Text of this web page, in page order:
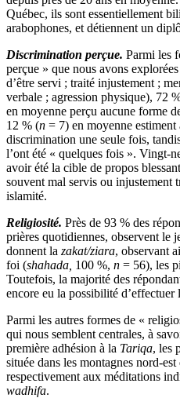
Québec, ils sont essentiellement
arabophones, et détiennent un
Discrimination perçue. Parmi les
perçue » que nous avons
d’être servi ; traité injustement ;
verbale ; agression physique), 72
en moyenne perçu aucune forme
12 % (n = 7) en moyenne
discrimination une seule fois,
l’ont été « quelques fois ». Vingt-
avoir été la cible de propos
souvent mal servis ou injustement
islamité.
Religiosité. Près de 93 % des
prières quotidiennes, observent le
donnent la zakat/ziara, observant
foi (shahada, 100 %, n = 56), les
Toutefois, la majorité des
encore eu la possibilité
Parmi les autres formes de «
qui nous semblent centrales, à
première adhésion à la Tariqa, les
située dans les montagnes nord-
respectivement aux méditations
wadhifa.